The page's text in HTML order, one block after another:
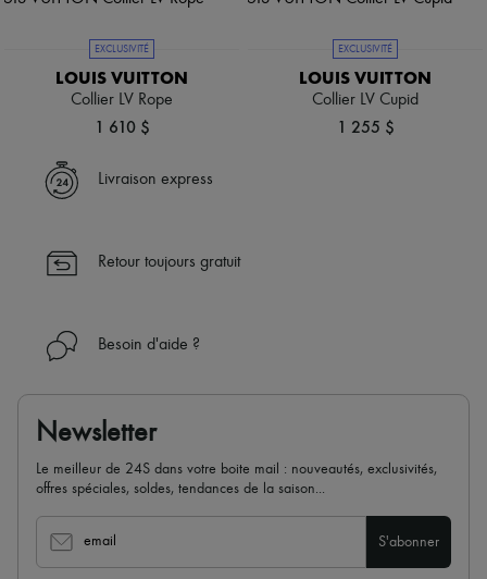
EXCLUSIVITÉ
LOUIS VUITTON
Collier LV Rope
1 610 $
EXCLUSIVITÉ
LOUIS VUITTON
Collier LV Cupid
1 255 $
Livraison express
Retour toujours gratuit
Besoin d'aide ?
Newsletter
Le meilleur de 24S dans votre boite mail : nouveautés, exclusivités,
offres spéciales, soldes, tendances de la saison...
email S'abonner